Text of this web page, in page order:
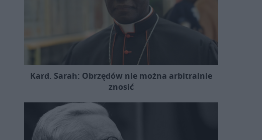
Kard. Sarah: Obrzędów nie można arbitralnie
znosić